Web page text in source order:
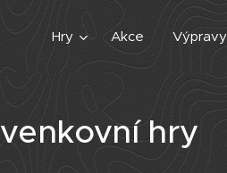
Hry Akce Výpravy
hry